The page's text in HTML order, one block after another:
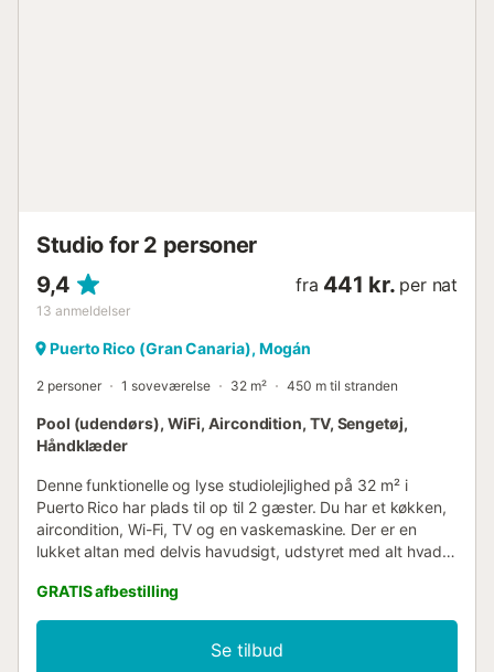
Studio for 2 personer
9,4
13 anmeldelser
fra 441 kr. per nat
Puerto Rico (Gran Canaria), Mogán
2 personer 1 soveværelse 32 m² 450 m til stranden
Pool (udendørs), WiFi, Aircondition, TV, Sengetøj,
Håndklæder
Denne funktionelle og lyse studiolejlighed på 32 m² i
Puerto Rico har plads til op til 2 gæster. Du har et køkken,
aircondition, Wi-Fi, TV og en vaskemaskine. Der er en
lukket altan med delvis havudsigt, udstyret med alt hvad
Puerto Rico, kun få minutter fra stranden og
underholdningsområder. Du kan slappe af i den fælles
udendørs pool med solterrasse og delvis havudsigt. Poolen
er ikke opvarmet, og der er ingen livredder, så du skal
GRATIS afbestilling
Se tilbud